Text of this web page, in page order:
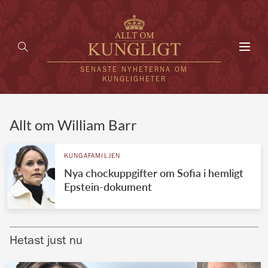
SENASTE NYHETERNA OM
KUNGLIGHETER
UTLÄNDSKT
VÄRLDENS KUNGAHUS
Allt om William Barr
KUNGAFAMILJEN
Nya chockuppgifter om Sofia i hemligt
Epstein-dokument
Hetast just nu